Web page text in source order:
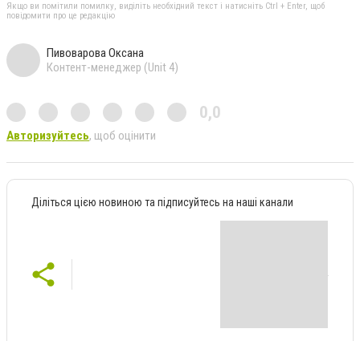
Якщо ви помітили помилку, виділіть необхідний текст і натисніть Ctrl + Enter, щоб
повідомити про це редакцію
Пивоварова Оксана
Контент-менеджер (Unit 4)
0,0
Авторизуйтесь, щоб оцінити
Діліться цією новиною та підписуйтесь на наші канали